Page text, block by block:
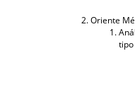
Oriente